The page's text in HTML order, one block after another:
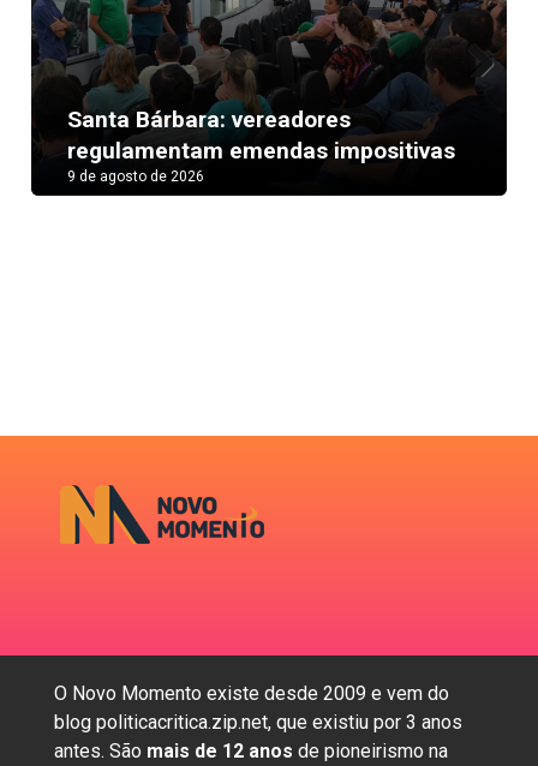
Santa Bárbara: vereadores
regulamentam emendas impositivas
9 de agosto de 2026
O Novo Momento existe desde 2009 e vem do
blog politicacritica.zip.net, que existiu por 3 anos
antes. São mais de 12 anos de pioneirismo na